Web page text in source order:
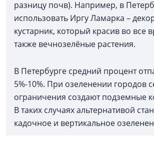
разницу почв). Например, в
использовать Иргу Ламарка –
кустарник, который красив во все
также вечнозелёные растения.
В Петербурге средний процент
5%-10%. При озеленении городов
ограничения создают подземные
В таких случаях альтернативой
кадочное и вертикальное